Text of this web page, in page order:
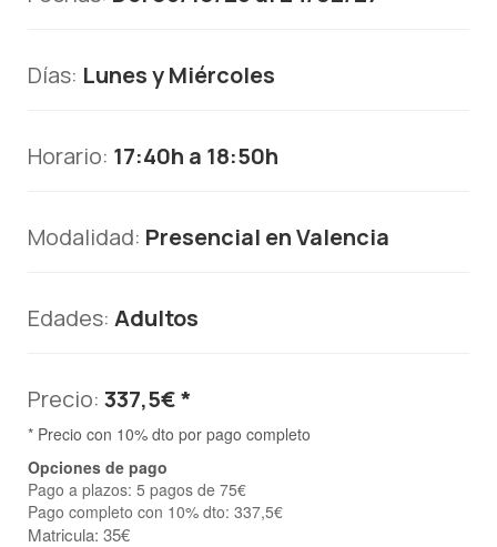
Días: Lunes y Miércoles
Horario: 17:40h a 18:50h
Modalidad: Presencial en Valencia
Edades: Adultos
Precio: 337,5€ *
* Precio con 10% dto por pago completo
Opciones de pago
Pago a plazos: 5 pagos de 75€
Pago completo con 10% dto: 337,5€
Matricula: 35€